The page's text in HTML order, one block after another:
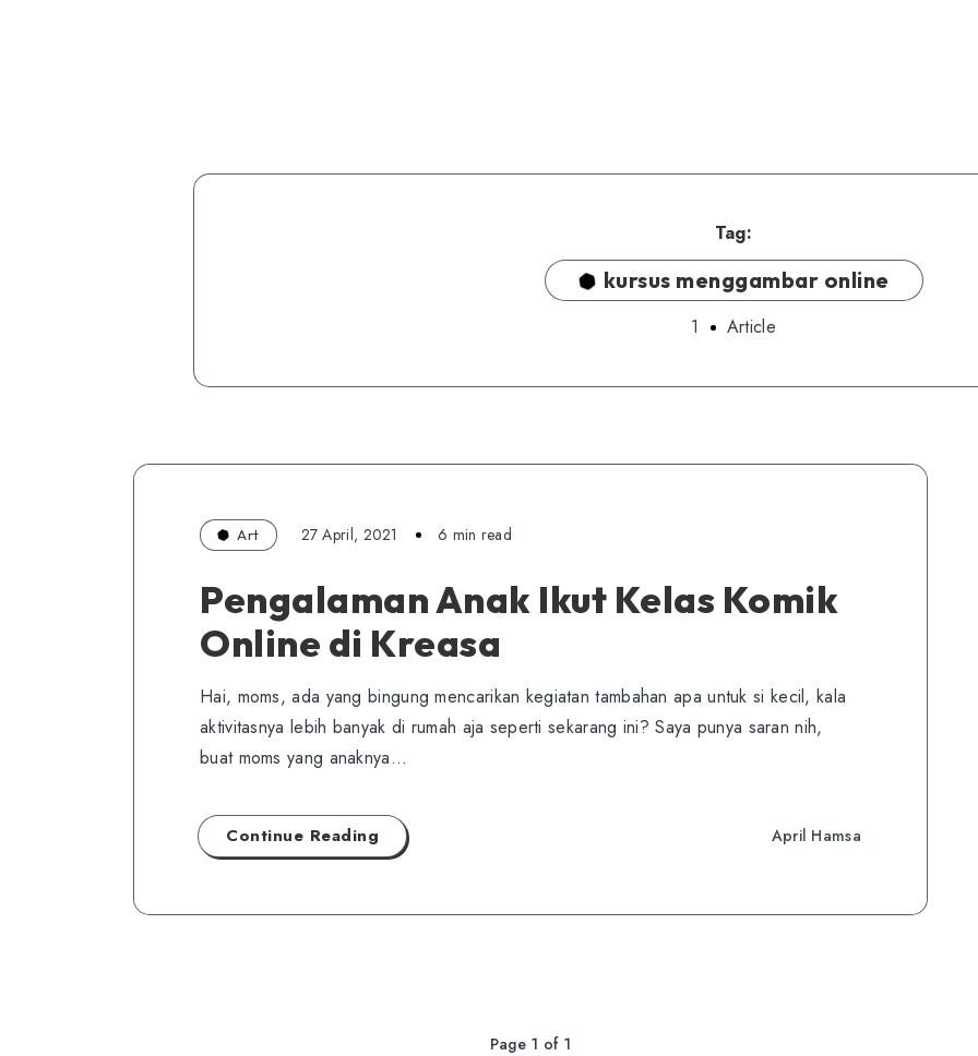
Tag:
kursus menggambar online
1 Article
Art 27 April, 2021 6 min read
Pengalaman Anak Ikut Kelas Komik
Online di Kreasa
Hai, moms, ada yang bingung mencarikan kegiatan tambahan apa untuk si kecil, kala
aktivitasnya lebih banyak di rumah aja seperti sekarang ini? Saya punya saran nih,
buat moms yang anaknya…
Continue Reading April Hamsa
Page 1 of 1